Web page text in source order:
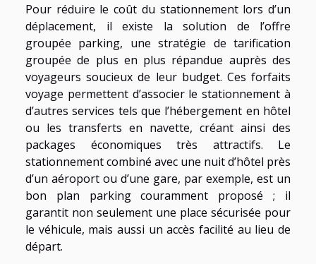
Pour réduire le coût du stationnement lors d’un
déplacement, il existe la solution de l’offre
groupée parking, une stratégie de tarification
groupée de plus en plus répandue auprès des
voyageurs soucieux de leur budget. Ces forfaits
voyage permettent d’associer le stationnement à
d’autres services tels que l’hébergement en hôtel
ou les transferts en navette, créant ainsi des
packages économiques très attractifs. Le
stationnement combiné avec une nuit d’hôtel près
d’un aéroport ou d’une gare, par exemple, est un
bon plan parking couramment proposé ; il
garantit non seulement une place sécurisée pour
le véhicule, mais aussi un accès facilité au lieu de
départ.